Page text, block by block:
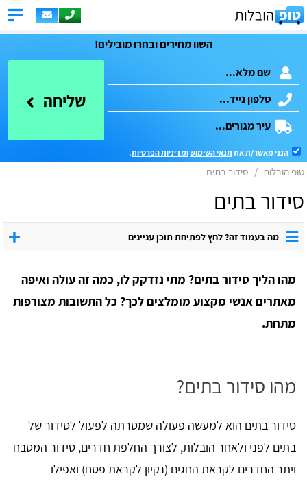
השוו מחירים ובחרו מובילים!
שליחה
הנני מאשר/ת את תנאי השימושומדיניות הפרטיות.
טופ הובלות סידור בתים
סידור בתים
מה בעמוד זה? לחץ לפתיחת תוכן עניינים
מהו הליך סידור בתים? מתי נזדקק לו, כמה זה עולה ואיפה
מאתרים אנשי מקצוע מומלצים לכך? כל התשובות מצורפות
מתחת.
מהו סידור בתים?
סידור בתים הוא למעשה פעולה שמטרתה לפעול לסידור של
בתים לפני ולאחר הובלות, לצורך החלפת חדרים, סידור המטבח
ויתר החדרים לקראת החגים (נקיון לקראת פסח) ואפילו